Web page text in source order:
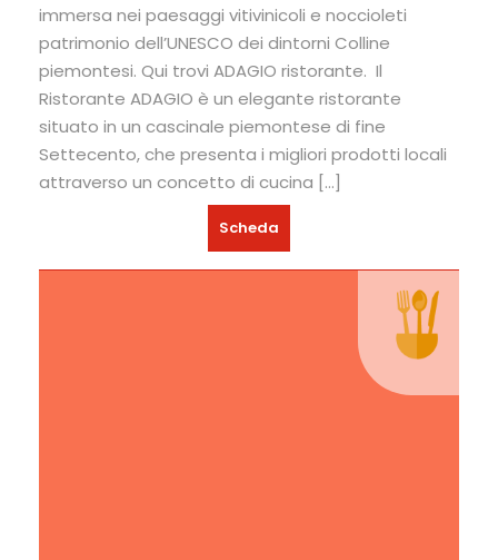
immersa nei paesaggi vitivinicoli e noccioleti
patrimonio dell’UNESCO dei dintorni Colline
piemontesi. Qui trovi ADAGIO ristorante.​ ​ Il
Ristorante ADAGIO è un elegante ristorante
situato in un cascinale piemontese di fine
Settecento, che presenta i migliori prodotti locali
attraverso un concetto di cucina […]
Scheda